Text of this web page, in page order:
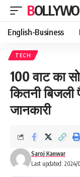
English-Business
TECH
100 वाट का
कितनी बिजली
जानकारी
Last updated: 2024/
Saroj Kanwar